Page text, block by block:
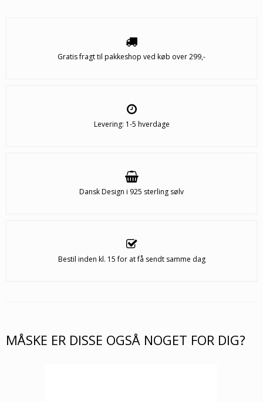
Gratis fragt til pakkeshop ved køb over 299,-
Levering: 1-5 hverdage
Dansk Design i 925 sterling sølv
Bestil inden kl. 15 for at få sendt samme dag
MÅSKE ER DISSE OGSÅ NOGET FOR DIG?